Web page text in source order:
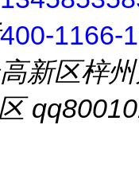
400-1166-
高新区梓